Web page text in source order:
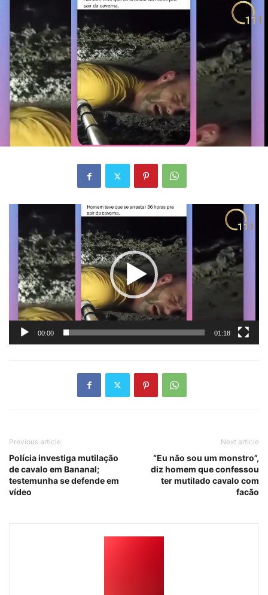
Tocador
vídeo
00:00 01:18
Previous article
Polícia investiga mutilação
de cavalo em Bananal;
testemunha se defende em
vídeo
Next article
“Eu não sou um monstro”,
diz homem que confessou
ter mutilado cavalo com
facão